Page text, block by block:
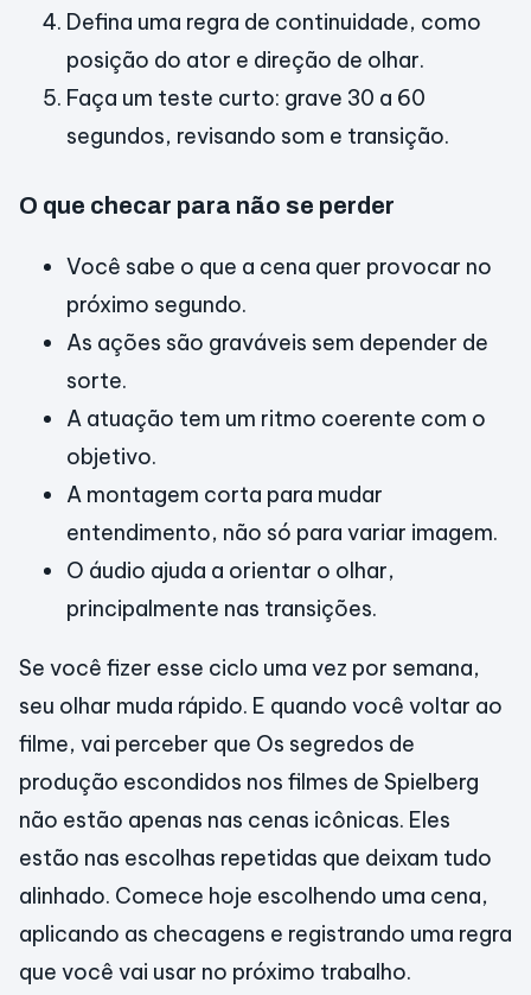
Defina uma regra de continuidade, como
posição do ator e direção de olhar.
Faça um teste curto: grave 30 a 60
segundos, revisando som e transição.
O que checar para não se perder
Você sabe o que a cena quer provocar no
próximo segundo.
As ações são graváveis sem depender de
sorte.
A atuação tem um ritmo coerente com o
objetivo.
A montagem corta para mudar
entendimento, não só para variar imagem.
O áudio ajuda a orientar o olhar,
principalmente nas transições.
Se você fizer esse ciclo uma vez por semana,
seu olhar muda rápido. E quando você voltar ao
filme, vai perceber que Os segredos de
produção escondidos nos filmes de Spielberg
não estão apenas nas cenas icônicas. Eles
estão nas escolhas repetidas que deixam tudo
alinhado. Comece hoje escolhendo uma cena,
aplicando as checagens e registrando uma regra
que você vai usar no próximo trabalho.